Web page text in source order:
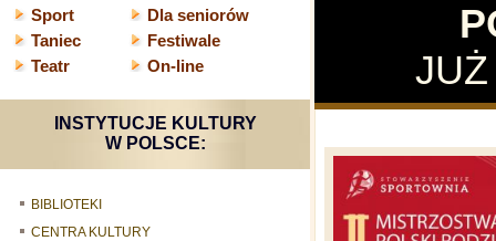
Sport
Dla seniorów
Taniec
Festiwale
Teatr
On-line
INSTYTUCJE KULTURY
W POLSCE:
BIBLIOTEKI
CENTRA KULTURY